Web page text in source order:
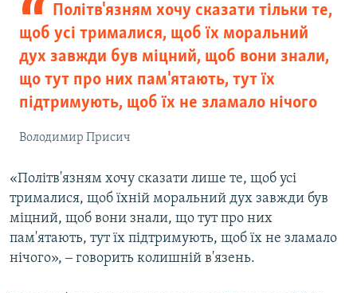
Політв'язням хочу сказати тільки те,
щоб усі трималися, щоб їх моральний
дух завжди був міцний, щоб вони знали,
що тут про них пам'ятають, тут їх
підтримують, щоб їх не зламало нічого
Володимир Присич
«Політв'язням хочу сказати лише те, щоб усі
трималися, щоб їхній моральний дух завжди був
міцний, щоб вони знали, що тут про них
пам'ятають, тут їх підтримують, щоб їх не зламало
нічого», ‒ говорить колишній в'язень.